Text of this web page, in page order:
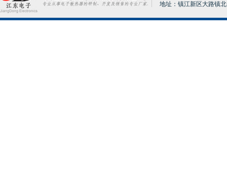
地址：镇江新区大路镇